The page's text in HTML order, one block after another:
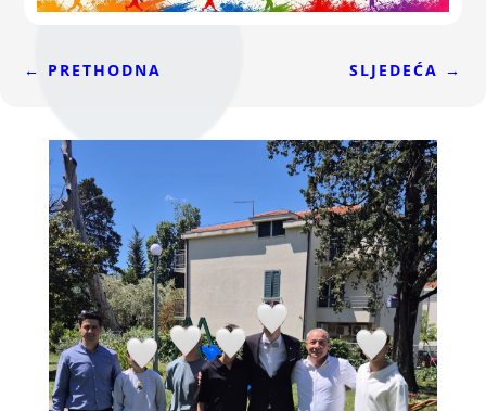
← PRETHODNA SLJEDEĆA →